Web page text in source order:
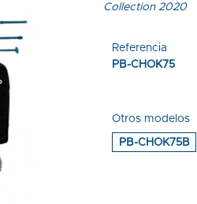
Collection 2020
Referencia
PB-CHOK75
Otros modelos
PB-CHOK75B